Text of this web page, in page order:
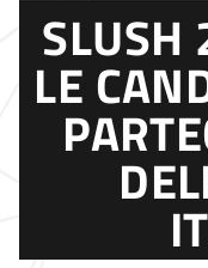
SLUSH
LE